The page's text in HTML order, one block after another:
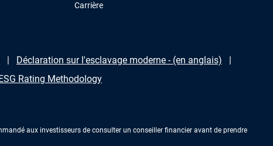
Carrière
Déclaration sur l'esclavage moderne - (en anglais)
Rating Methodology
aux investisseurs de consulter un conseiller financier avant de prendre